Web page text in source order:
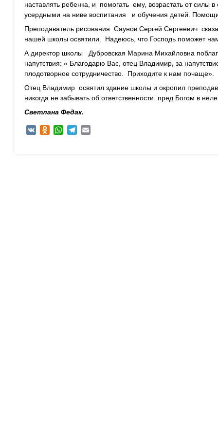
наставлять ребенка, и помогать ему, возрастать от силы
усердными на ниве воспитания и обучения детей.
Преподаватель рисования Саунов Сергей Сергеевич
нашей школы освятили. Надеюсь, что Господь поможет
А директор школы Дубровская Марина Михайловна
напутствия: « Благодарю Вас, отец Владимир, за
плодотворное сотрудничество. Приходите к нам почаще».
Отец Владимир освятил здание школы и окропил
никогда не забывать об ответственности пред Богом в
Светлана Федак.
VK Odnoklassniki
WhatsAppTelegram